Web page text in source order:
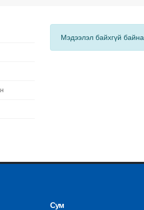
Мэдээлэл байхгүй байна
Сум